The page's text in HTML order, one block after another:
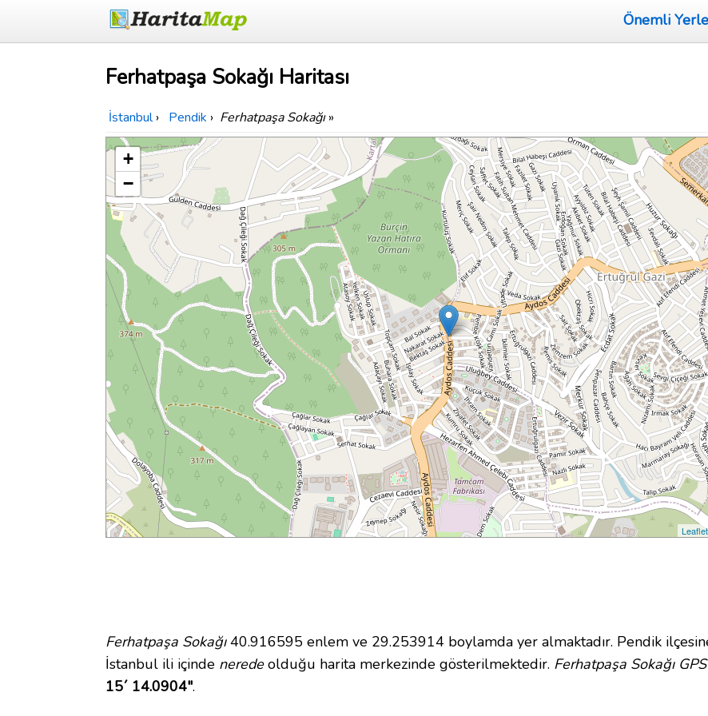
Önemli
Ferhatpaşa Sokağı Haritası
İstanbul › Pendik › Ferhatpaşa Sokağı»
+
−
Leaflet
Ferhatpaşa Sokağı40.916595 enlem ve 29.253914 boylamda yer almaktadır. Pendik
İstanbul ili içinde neredeolduğu harita merkezinde gösterilmektedir. Ferhatpaşa Sokağı
15´ 14.0904".